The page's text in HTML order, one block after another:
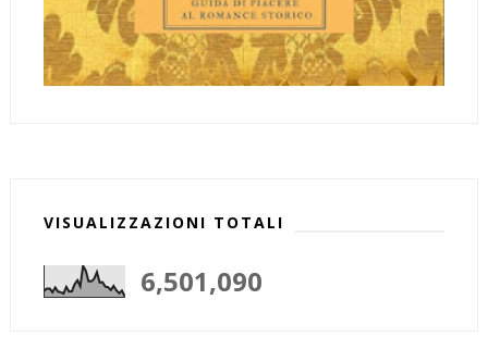
VISUALIZZAZIONI TOTALI
6,501,090